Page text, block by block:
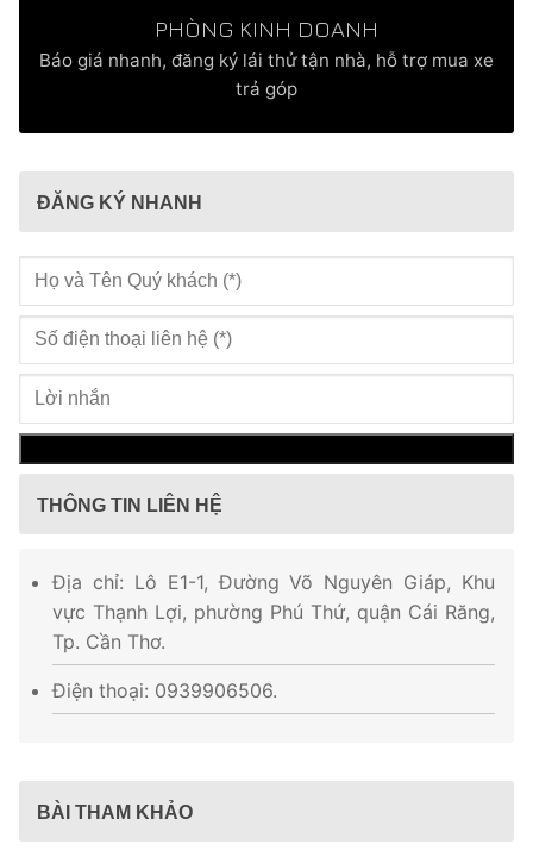
PHÒNG KINH DOANH
Báo giá nhanh, đăng ký lái thử tận nhà, hỗ trợ mua xe
trả góp
ĐĂNG KÝ NHANH
THÔNG TIN LIÊN HỆ
Địa chỉ: Lô E1-1, Đường Võ Nguyên Giáp, Khu
vực Thạnh Lợi, phường Phú Thứ, quận Cái Răng,
Tp. Cần Thơ.
Điện thoại: 0939906506.
BÀI THAM KHẢO